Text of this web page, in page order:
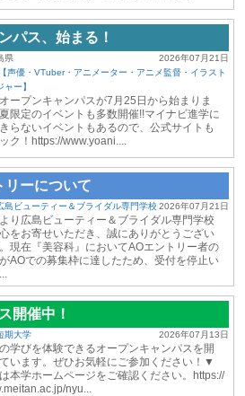
パス、始まる！
2026年07月21日
県
声優・VTuber・アニメーター・アニメ監督・イラスト
ー】
ープンキャンパスが7月25日から始まりま
限定のイベントも多数開催!!マイナビ進学に
らないイベントもあるので、公式サイトも
ク！https://www.yoani....
リーについて
2026年07月21日
島ビューティー＆ブライダル専門学校
り広島ビューティー＆ブライダル専門学校
をお寄せいただき、誠にありがとうござい
現在『美容科』においてAOエントリー者の
AOでの募集枠に達したため、受付を停止い
開催中！
2026年07月13日
期大学
学びを体験できるオープンキャンパスを開
います。ぜひお気軽にご参加ください！▼
本学ホームページをご確認ください。https://
nyu...